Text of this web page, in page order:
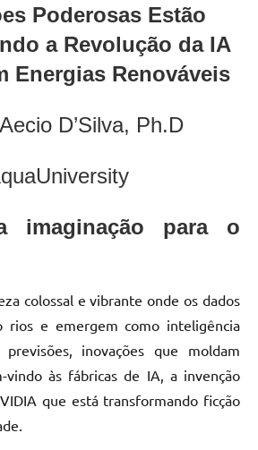
Poderosas Estão
a Revolução da IA
Energias Renováveis
D’Silva, Ph.D
imaginação para o
colossal e vibrante onde os dados
rios e emergem como inteligência
inovações que moldam
vindo às fábricas de IA, a invenção
que está transformando ficção